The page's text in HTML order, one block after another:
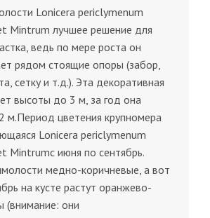
Lonicera periclymenum
Mintrum лучшее решение для
ведь по мере роста он
рядом стоящие опоры (забор,
сетку и т.д.). Эта декоративная
высоты до 3 м, за год она
м.Период цветения крупномера
Lonicera periclymenum
Mintrumс июня по сентябрь.
медно-коричневые, а вот
на кусте растут оранжево-
(внимание: они